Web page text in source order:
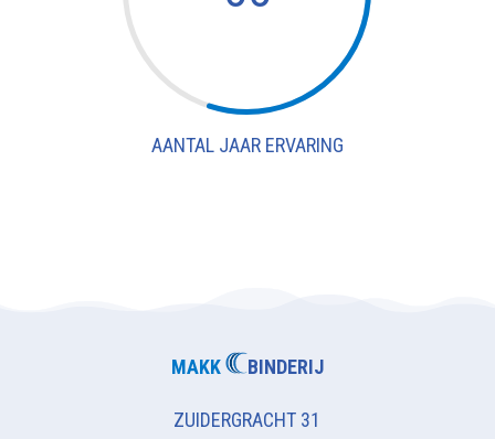
AANTAL JAAR ERVARING
MAKK BINDERIJ
ZUIDERGRACHT 31